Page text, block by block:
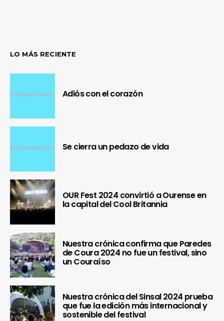
LO MÁS RECIENTE
Adiós con el corazón
Se cierra un pedazo de vida
OUR Fest 2024 convirtió a Ourense en
la capital del Cool Britannia
Nuestra crónica confirma que Paredes
de Coura 2024 no fue un festival, sino
un Couraíso
Nuestra crónica del Sinsal 2024 prueba
que fue la edición más internacional y
sostenible del festival